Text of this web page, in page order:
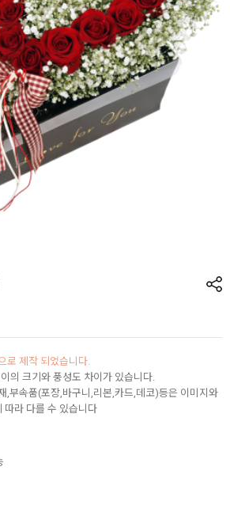
로 제작 되었습니다.
의 크기와 풍성도 차이가 있습니다.
,부속품(포장,바구니,리본,카드,데코)등은 이미지와
따라 다를 수 있습니다